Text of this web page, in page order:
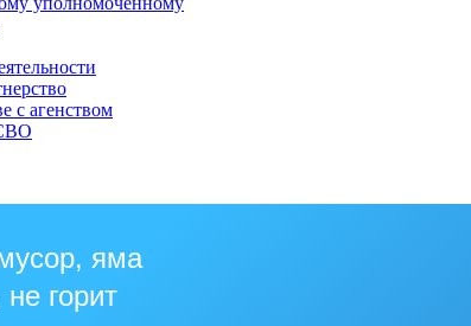
с агенством
яма
горит